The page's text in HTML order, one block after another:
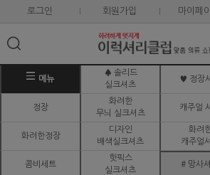
로그인 회원가입 마이페
메뉴
♠ 솔리드
실크셔츠
♥ 정장
정장
화려한
무늬 실크셔츠
캐주얼
화려한정장
디자인
배색실크셔츠
화려
캐주얼
콤비세트
핫픽스
실크셔츠
# 망사